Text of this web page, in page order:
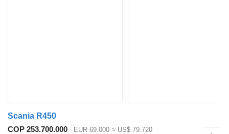
Scania R450
COP 253.700.000
EUR 69.000 ≈ US$ 79.720